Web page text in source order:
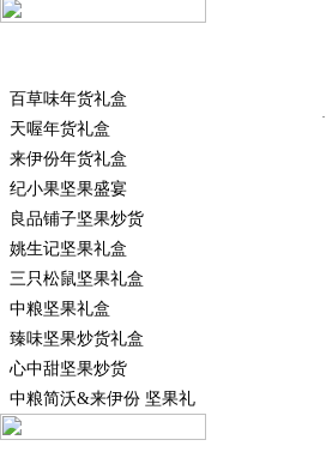
百草味年货礼盒
天喔年货礼盒
来伊份年货礼盒
纪小果坚果盛宴
良品铺子坚果炒货
姚生记坚果礼盒
三只松鼠坚果礼盒
中粮坚果礼盒
臻味坚果炒货礼盒
心中甜坚果炒货
中粮简沃&来伊份 坚果礼